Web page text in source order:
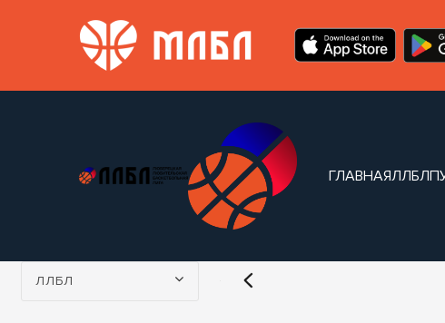
ГЛАВНАЯЛЛБЛ
Турнир:
ЛЛБЛ